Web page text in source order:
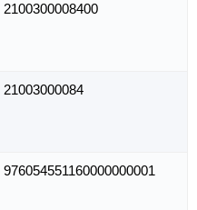
2100300008400
21003000084
976054551160000000001